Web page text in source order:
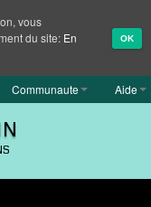
Communaute Aide
vous
du site: En
OK